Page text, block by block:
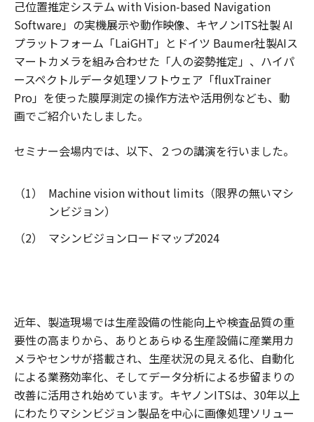
己位置推定システム with Vision-based Navigation
Software」の実機展示や動作映像、キヤノンITS社製 AI
プラットフォーム「LaiGHT」とドイツ Baumer社製AIス
マートカメラを組み合わせた「人の姿勢推定」、ハイパ
ースペクトルデータ処理ソフトウェア「fluxTrainer
Pro」を使った膜厚測定の操作方法や活用例なども、動
画でご紹介いたしました。
セミナー会場内では、以下、２つの講演を行いました。
（1）
Machine vision without limits（限界の無いマシ
ンビジョン）
（2）
マシンビジョンロードマップ2024
近年、製造現場では生産設備の性能向上や検査品質の重
要性の高まりから、ありとあらゆる生産設備に産業用カ
メラやセンサが搭載され、生産状況の見える化、自動化
による業務効率化、そしてデータ分析による歩留まりの
改善に活用され始めています。キヤノンITSは、30年以上
にわたりマシンビジョン製品を中心に画像処理ソリュー